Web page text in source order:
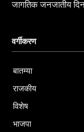
जागतिक जनजातीय
वर्गीकरण
बातम्या
राजकीय
विशेष
भाजपा